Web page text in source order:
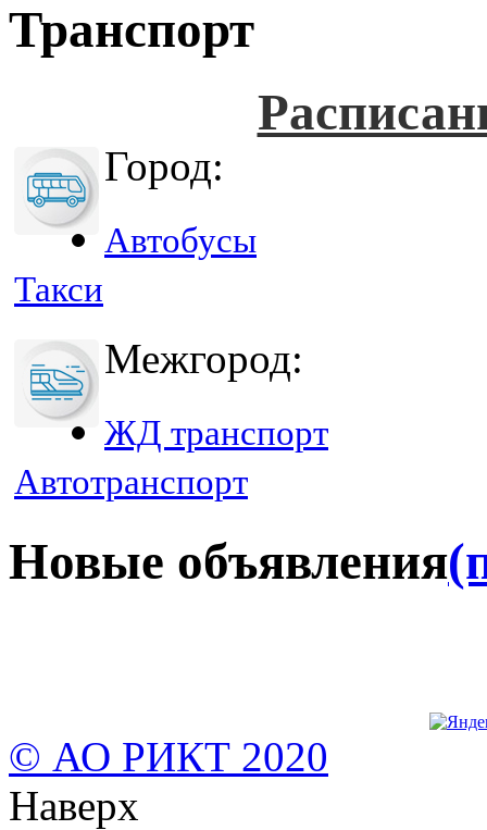
Транспорт
Город:
Автобусы
Такси
Межгород:
ЖД транспорт
Автотранспорт
Новые объявления
© АО РИКТ 2020
Наверх